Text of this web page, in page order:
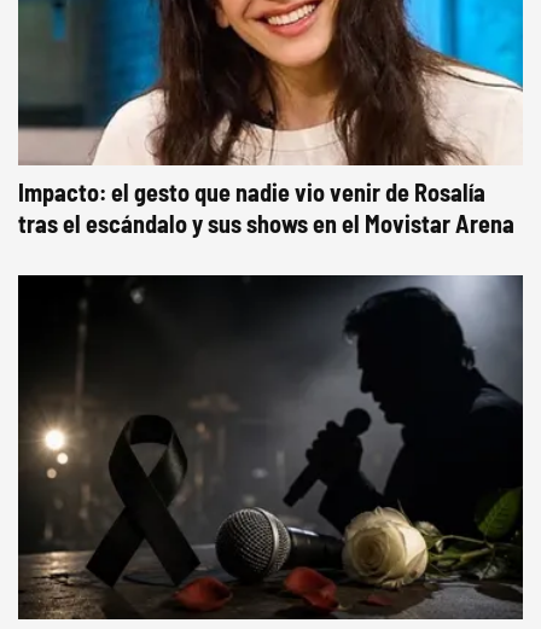
Impacto: el gesto que nadie vio venir de Rosalía
tras el escándalo y sus shows en el Movistar Arena